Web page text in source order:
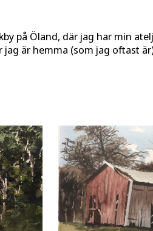
på Öland, där jag har min
jag är hemma (som jag oftast